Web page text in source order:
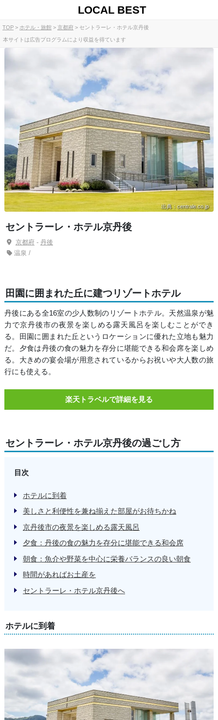
LOCAL BEST
TOP ホテル・旅館 京都府 セントラーレ・ホテル京丹後
本サイトは広告プログラムにより収益を得ています
出典：centrale.co.jp
セントラーレ・ホテル京丹後
京都府- 丹後
温泉 /
田園に囲まれた丘に建つリゾートホテル
丹後にある全16室の少人数制のリゾートホテル。天然温泉が魅
力で京丹後市の夜景を楽しめる露天風呂を楽しむことができ
る。田園に囲まれた丘というロケーションに優れた立地も魅力
だ。夕食は丹後の食の魅力を存分に堪能できる和会席を楽しめ
る。大きめの宴会場が用意されているからお祝いや大人数の旅
行にも使える。
楽天トラベルで詳細を見る
セントラーレ・ホテル京丹後の過ごし方
目次
ホテルに到着
美しさと利便性を兼ね揃えた部屋がお待ちかね
京丹後市の夜景を楽しめる露天風呂
夕食：丹後の食の魅力を存分に堪能できる和会席
朝食：魚介や野菜を中心に栄養バランスの良い朝食
時間があればお土産を
セントラーレ・ホテル京丹後へ
ホテルに到着